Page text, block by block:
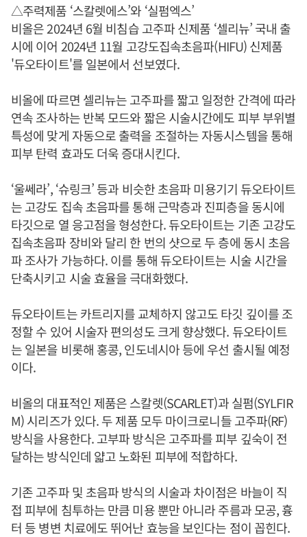
△주력제품 ‘스칼렛에스’와 ‘실펌엑스’
비올은 2024년 6월 비침습 고주파 신제품 ‘셀리뉴’ 국내 출
시에 이어 2024년 11월 고강도집속초음파(HIFU) 신제품
'듀오타이트'를 일본에서 선보였다.
비올에 따르면 셀리뉴는 고주파를 짧고 일정한 간격에 따라
연속 조사하는 반복 모드와 짧은 시술시간에도 피부 부위별
특성에 맞게 자동으로 출력을 조절하는 자동시스템을 통해
피부 탄력 효과도 더욱 증대시킨다.
‘울쎄라’, ‘슈링크’ 등과 비슷한 초음파 미용기기 듀오타이트
는 고강도 집속 초음파를 통해 근막층과 진피층을 동시에
타깃으로 열 응고점을 형성한다. 듀오타이트는 기존 고강도
집속초음파 장비와 달리 한 번의 샷으로 두 층에 동시 초음
파 조사가 가능하다. 이를 통해 듀오타이트는 시술 시간을
단축시키고 시술 효율을 극대화했다.
듀오타이트는 카트리지를 교체하지 않고도 타깃 깊이를 조
정할 수 있어 시술자 편의성도 크게 향상했다. 듀오타이트
는 일본을 비롯해 홍콩, 인도네시아 등에 우선 출시될 예정
이다.
비올의 대표적인 제품은 스칼렛(SCARLET)과 실펌(SYLFIR
M) 시리즈가 있다. 두 제품 모두 마이크로니들 고주파(RF)
방식을 사용한다. 고부파 방식은 고주파를 피부 깊숙이 전
달하는 방식인데 얇고 노화된 피부에 적합하다.
기존 고주파 및 초음파 방식의 시술과 차이점은 바늘이 직
접 피부에 침투하는 만큼 미용 뿐만 아니라 주름과 모공, 흉
터 등 병변 치료에도 뛰어난 효능을 보인다는 점이 꼽힌다.